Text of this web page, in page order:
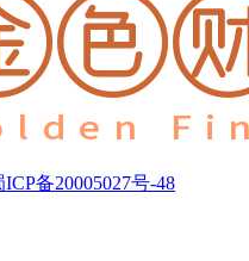
ICP备20005027号-48